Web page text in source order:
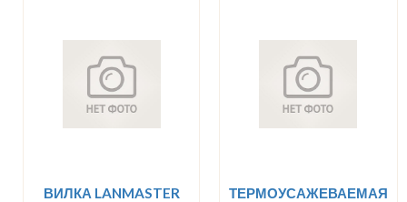
ВИЛКА LANMASTER
ТЕРМОУСАЖЕВАЕМАЯ